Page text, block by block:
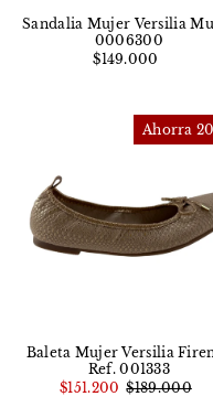
Sandalia Mujer Versilia
0006300
$149.000
Ahorra
Baleta Mujer Versilia
Ref. 001333
$151.200 $189.000